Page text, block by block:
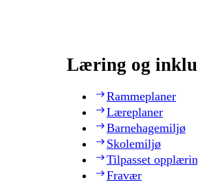
Læring og
Rammeplaner
Læreplaner
Barnehagemiljø
Skolemiljø
Tilpasset
Fravær